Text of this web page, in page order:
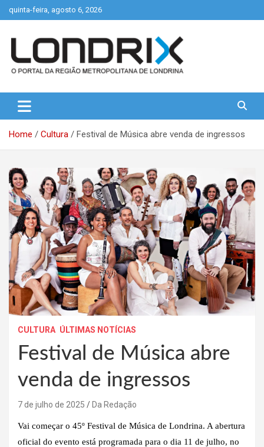
to
quinta-feira, agosto 6, 2026
Londrix
Home Cultura Festival de Música abre venda de ingressos
CULTURA ÚLTIMAS NOTÍCIAS
Festival de Música abre
venda de ingressos
7 de julho de 2025 Da Redação
Vai começar o 45º Festival de Música de Londrina. A abertura
oficial do evento está programada para o dia 11 de julho, no